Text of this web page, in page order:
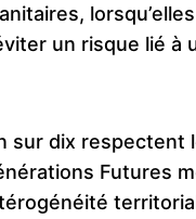
un risque lié à
sur dix respectent
Futures